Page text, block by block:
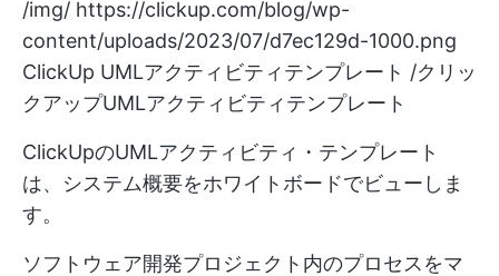
/img/ https://clickup.com/blog/wp-
content/uploads/2023/07/d7ec129d-1000.png
ClickUp UMLアクティビティテンプレート /クリッ
クアップUMLアクティビティテンプレート
ClickUpのUMLアクティビティ・テンプレート
は、システム概要をホワイトボードでビューしま
す。
ソフトウェア開発プロジェクト内のプロセスをマ